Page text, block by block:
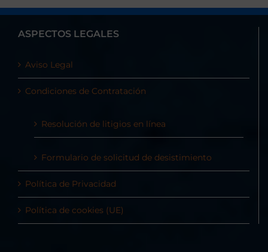
ASPECTOS LEGALES
Aviso Legal
Condiciones de Contratación
Resolución de litigios en línea
Formulario de solicitud de desistimiento
Política de Privacidad
Política de cookies (UE)